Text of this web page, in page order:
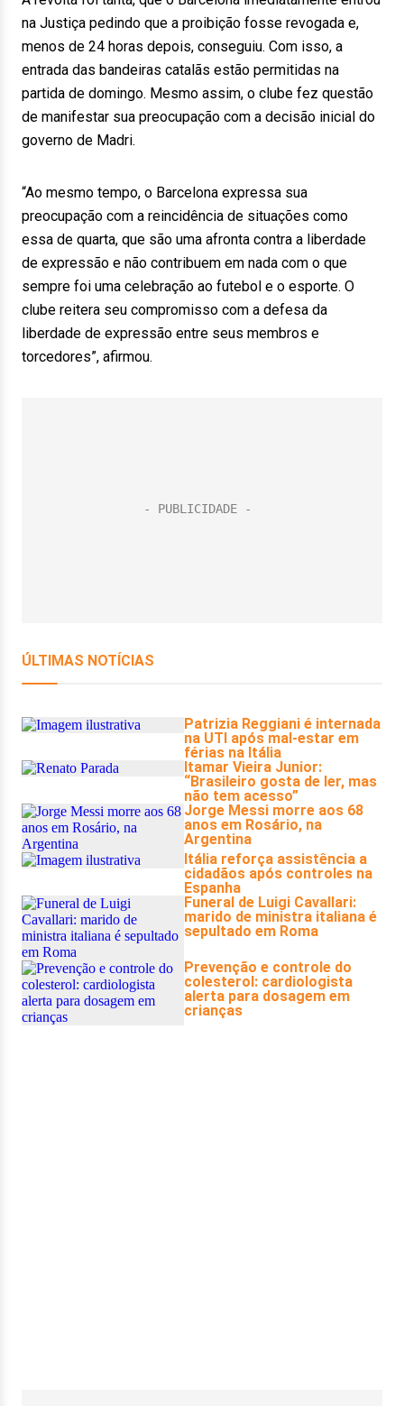
na Justiça pedindo que a proibição fosse revogada e,
menos de 24 horas depois, conseguiu. Com isso, a
entrada das bandeiras catalãs estão permitidas na
partida de domingo. Mesmo assim, o clube fez questão
de manifestar sua preocupação com a decisão inicial do
governo de Madri.
“Ao mesmo tempo, o Barcelona expressa sua
preocupação com a reincidência de situações como
essa de quarta, que são uma afronta contra a liberdade
de expressão e não contribuem em nada com o que
sempre foi uma celebração ao futebol e o esporte. O
clube reitera seu compromisso com a defesa da
liberdade de expressão entre seus membros e
torcedores”, afirmou.